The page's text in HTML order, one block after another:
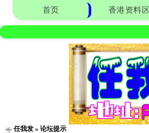
首页 香港资料区
任我发» 论坛提示